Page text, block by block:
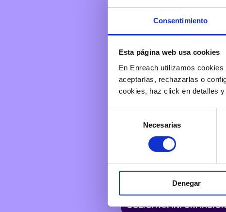
Consentimiento
Esta página web usa cookies
En Enreach utilizamos
aceptarlas, rechazarlas o
cookies, haz click en detalles
consentimiento
Necesarias
Denegar
ANALIZA TUS
REUNIONES
Shomi graba, analiza,
los puntos clave de las
barreras de lo virtual!
Si al finalizar la conversación
bastará con que se lo
es la fecha de entrega? ¿Qué
SOLICITAR